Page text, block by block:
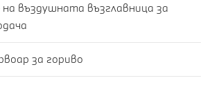
въздушната възглавница за
за гориво